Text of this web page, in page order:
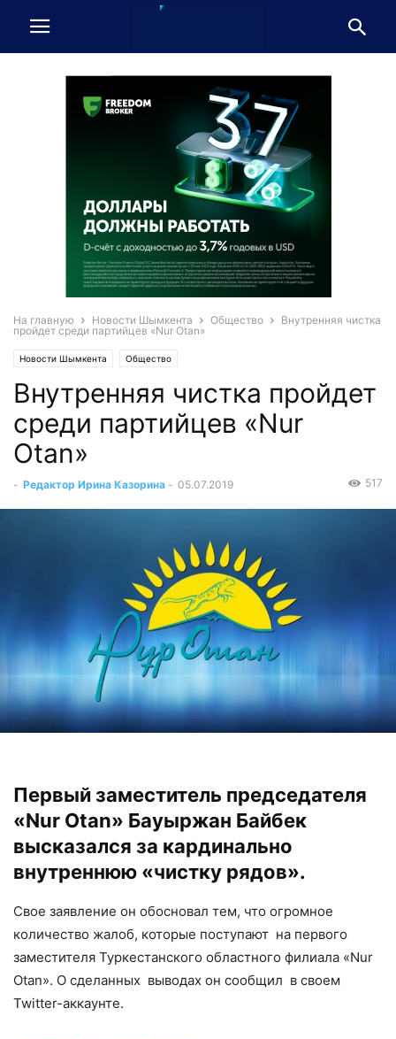
На главную Новости Шымкента Общество
Внутренняя чистка
пройдет среди партийцев «Nur Otan»
Новости Шымкента Общество
Внутренняя чистка пройдет
среди партийцев «Nur
Otan»
- Редактор Ирина Казорина - 05.07.2019 517
Первый заместитель председателя
«Nur Otan» Бауыржан Байбек
высказался за кардинально
внутреннюю «чистку рядов».
Свое заявление он обосновал тем, что огромное
количество жалоб, которые поступают на первого
заместителя Туркестанского областного филиала «Nur
Otan». О сделанных выводах он сообщил в своем
Twitter-аккаунте.